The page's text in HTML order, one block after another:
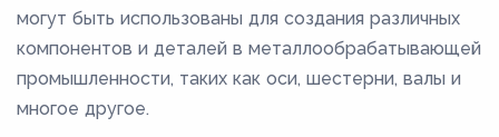
могут быть использованы для создания различных
компонентов и деталей в металлообрабатывающей
промышленности, таких как оси, шестерни, валы и
многое другое.